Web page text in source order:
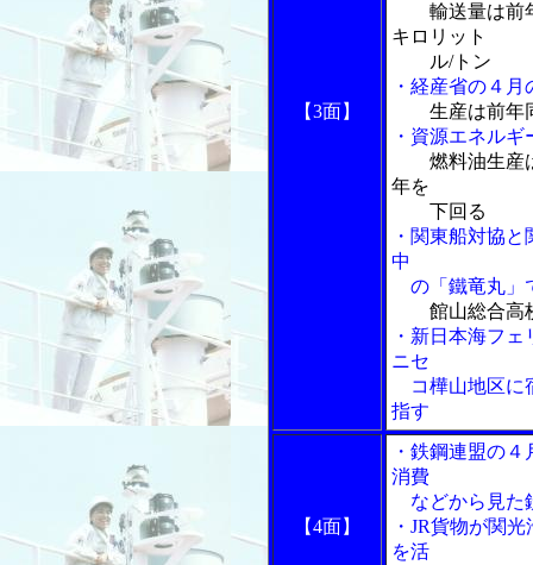
【3面】
輸送量は前
キロリット
ル/トン
・経産省の４
生産は前年
・資源エネル
燃料油生産
年を
下回る
・関東船対協
中
の「鐵竜丸」
館山総合高
・新日本海フ
ニセ
コ樺山地区に
指す
【4面】
・鉄鋼連盟の
消費
などから見た
・JR貨物が関
を活